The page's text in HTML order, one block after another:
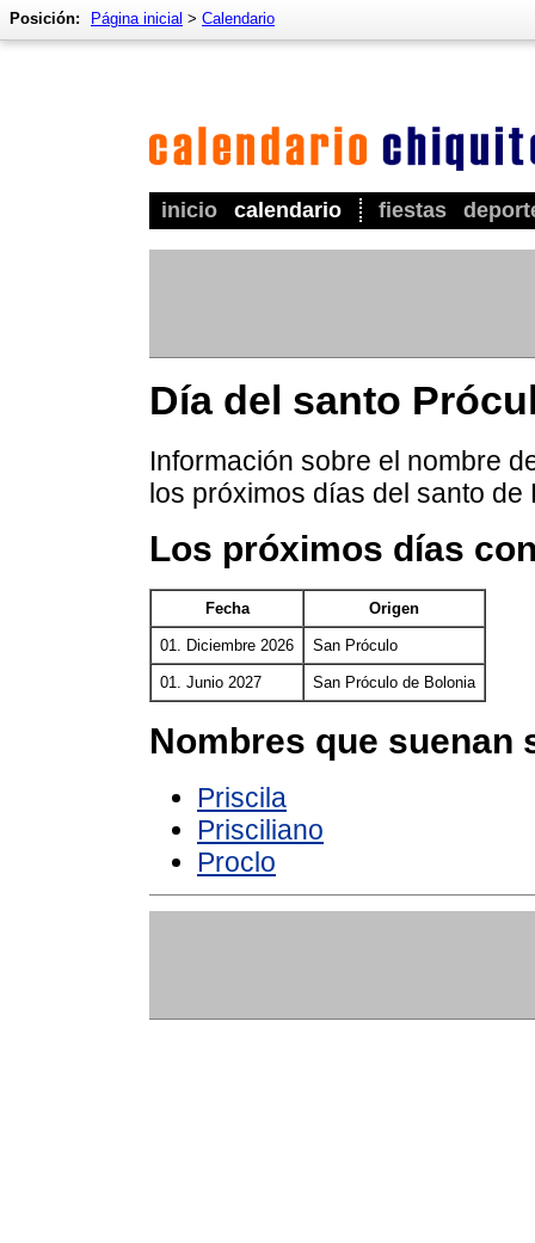
inicio calendario fiestas
Posición: Página inicial > Calendario
Día del santo
Información sobre el nombre
los próximos días del santo de
Los próximos días
Fecha Origen
01. Diciembre 2026 San Próculo
01. Junio 2027 San Próculo de Bolonia
Nombres que suenan
Priscila
Prisciliano
Proclo